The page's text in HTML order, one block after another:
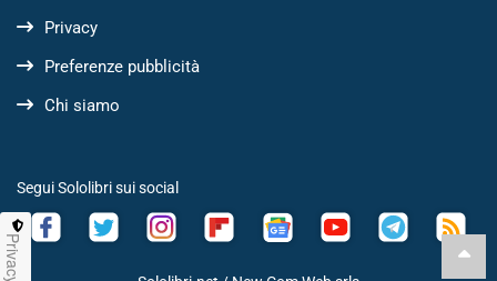
Privacy
Preferenze pubblicità
Chi siamo
Segui Sololibri sui social
Privacy